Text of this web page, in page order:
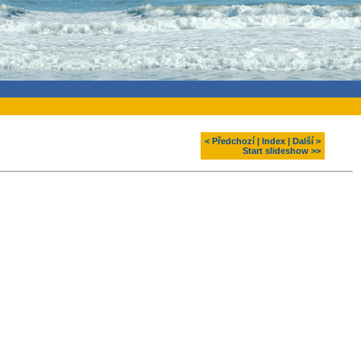
< Předchozí Index
Další >
Start slideshow >>